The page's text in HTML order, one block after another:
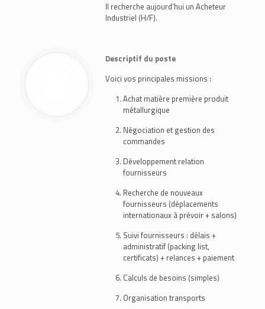
Il recherche aujourd’hui un Acheteur
Industriel (H/F).
Descriptif du poste
Voici vos principales missions :
Achat matière première produit
métallurgique
Négociation et gestion des
commandes
Développement relation
fournisseurs
Recherche de nouveaux
fournisseurs (déplacements
internationaux à prévoir + salons)
Suivi fournisseurs : délais +
administratif (packing list,
certificats) + relances + paiement
Calculs de besoins (simples)
Organisation transports